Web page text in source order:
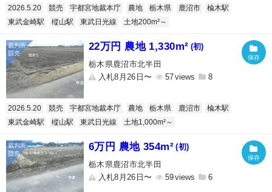
2026.5.20 競売 宇都宮地裁本庁 農地 栃木県 鹿沼市
楡木駅
東武金崎駅
樅山駅 東武日光線 土地200m²～
22万円 農地 1,330m² (初)
栃木県鹿沼市北半田
入札8月26日〜
57 8
2026.5.20 競売 宇都宮地裁本庁 農地 栃木県 鹿沼市
楡木駅
東武金崎駅
樅山駅 東武日光線 土地1,000m²～
6万円 農地 354m² (初)
栃木県鹿沼市北半田
入札8月26日〜
59 6